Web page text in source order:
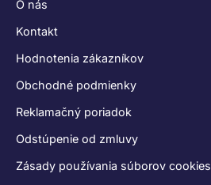
O nás
Kontakt
Hodnotenia zákazníkov
Obchodné podmienky
Reklamačný poriadok
Odstúpenie od zmluvy
Zásady používania súborov cookies